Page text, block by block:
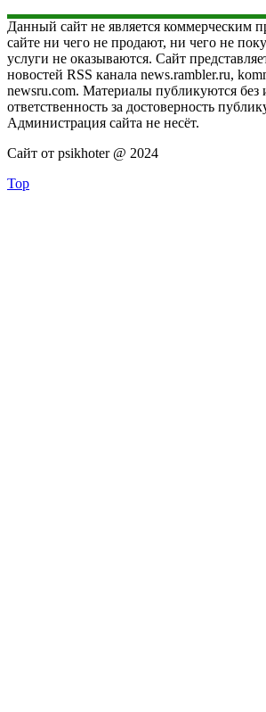
Данный сайт не является коммерческим
сайте ни чего не продают, ни чего не
услуги не оказываются. Сайт
новостей RSS канала news.rambler.ru,
newsru.com. Материалы публикуются без
ответственность за достоверность
Администрация сайта не несёт.
Сайт от psikhoter @ 2024
Top